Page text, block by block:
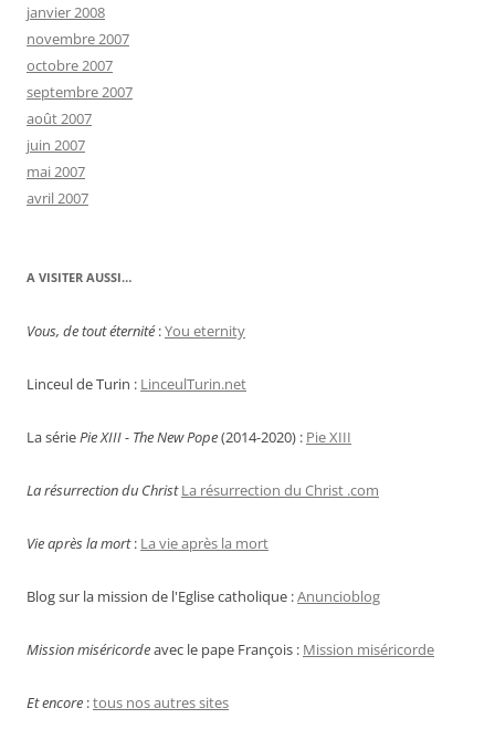
janvier 2008
novembre 2007
octobre 2007
septembre 2007
août 2007
juin 2007
mai 2007
avril 2007
A VISITER AUSSI…
Vous, de tout éternité :You eternity
Linceul de Turin : LinceulTurin.net
La sériePie XIII - The New Pope(2014-2020) : Pie XIII
La résurrection du Christ La résurrection du Christ .com
Vie après la mort: La vie après la mort
Blog sur la mission de l'Eglise catholique :Anuncioblog
Mission miséricordeavec le pape François : Mission miséricorde
Et encore :tous nos autres sites